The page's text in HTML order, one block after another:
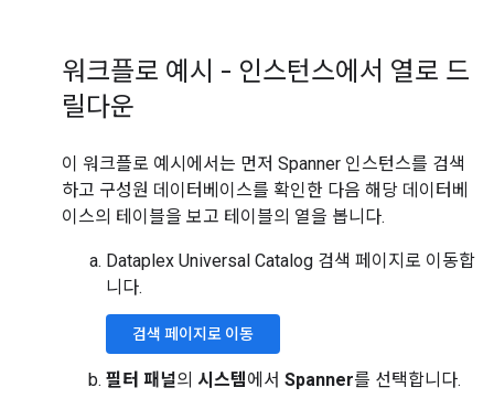
워크플로 예시 - 인스턴스에서 열로 드
릴다운
이 워크플로 예시에서는 먼저 Spanner 인스턴스를 검색
하고 구성원 데이터베이스를 확인한 다음 해당 데이터베
이스의 테이블을 보고 테이블의 열을 봅니다.
Dataplex Universal Catalog 검색 페이지로 이동합
니다.
검색 페이지로 이동
필터 패널의 시스템에서 Spanner를 선택합니다.